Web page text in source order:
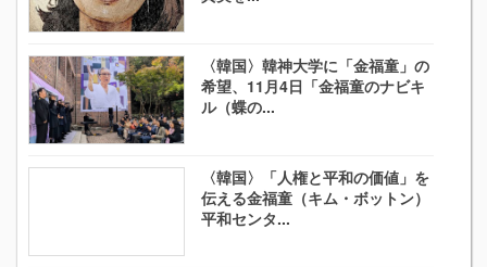
〈韓国〉韓神大学に「金福童」の
希望、11月4日「金福童のナビキ
ル（蝶の...
〈韓国〉「人権と平和の価値」を
伝える金福童（キム・ボットン）
平和センタ...